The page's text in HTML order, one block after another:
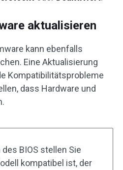
aktualisieren
kann ebenfalls
Eine Aktualisierung
Kompatibilitätsprobleme
dass Hardware und
BIOS stellen Sie
kompatibel ist, der